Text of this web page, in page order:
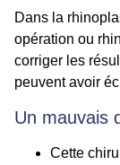
Dans la
opération ou
corriger les
peuvent avoir
Un mauvais
Cette